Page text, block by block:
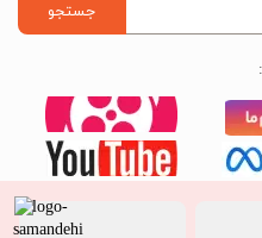
جستجو